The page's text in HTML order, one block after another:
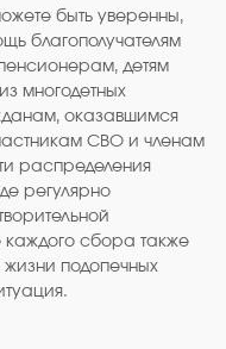
быть уверенны,
благополучателям
детям
многодетных
оказавшимся
СВО и членам
распределения
регулярно
каждого сбора также
жизни подопечных